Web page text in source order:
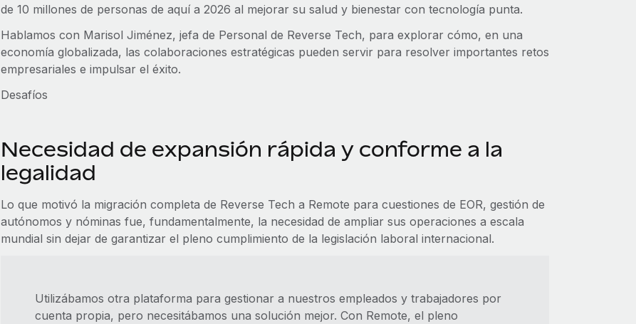
de 10 millones de personas de aquí a 2026 al mejorar su salud y bienestar con tecnología punta.
Hablamos con Marisol Jiménez, jefa de Personal de Reverse Tech, para explorar cómo, en una
economía globalizada, las colaboraciones estratégicas pueden servir para resolver importantes retos
empresariales e impulsar el éxito.
Desafíos
Necesidad de expansión rápida y conforme a la
legalidad
Lo que motivó la migración completa de Reverse Tech a Remote para cuestiones de EOR, gestión de
autónomos y nóminas fue, fundamentalmente, la necesidad de ampliar sus operaciones a escala
mundial sin dejar de garantizar el pleno cumplimiento de la legislación laboral internacional.
Utilizábamos otra plataforma para gestionar a nuestros empleados y trabajadores por
cuenta propia, pero necesitábamos una solución mejor. Con Remote, el pleno